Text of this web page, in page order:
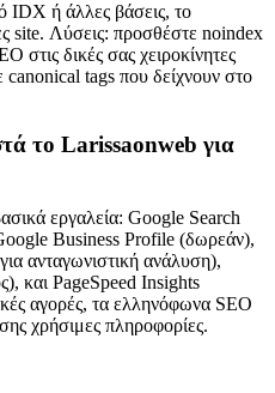
IDX ή άλλες βάσεις, το
site. Λύσεις: προσθέστε noindex
στις δικές σας χειροκίνητες
canonical tags που δείχνουν στο
το Larissaonweb για
εργαλεία: Google Search
Business Profile (δωρεάν),
ανταγωνιστική ανάλυση),
και PageSpeed Insights
αγορές, τα ελληνόφωνα SEO
χρήσιμες πληροφορίες.